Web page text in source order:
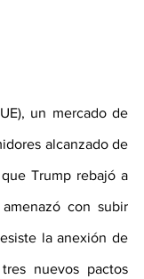
un mercado de
alcanzado de
Trump rebajó a
con subir
la anexión de
nuevos pactos